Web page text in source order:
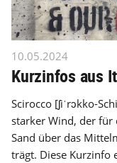
10.05.2024
Kurzinfos aus
Scirocco [ʃiˈrɔkko-
starker Wind, der für
Sand über das
trägt. Diese Kurzinfo